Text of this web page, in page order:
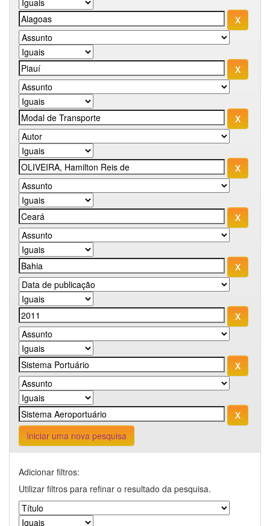
Iniciar uma nova pesquisa
Adicionar filtros:
Utilizar filtros para refinar o resultado da pesquisa.